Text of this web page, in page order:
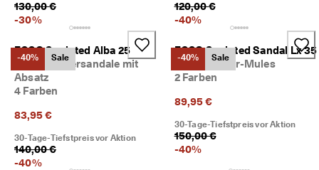
130,00 €
-30%
120,00 €
-40%
-40% Sale
ECCO Sculpted Alba 25
Damen Ledersandale mit
Absatz
4 Farben
83,95 €
30-Tage-Tiefstpreis vor Aktion
140,00 €
-40%
-40% Sale
ECCO Sculpted Sandal Lx 35
Damen Leder-Mules
2 Farben
89,95 €
30-Tage-Tiefstpreis vor Aktion
150,00 €
-40%